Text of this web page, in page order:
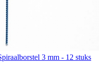
3 mm - 12 stuks